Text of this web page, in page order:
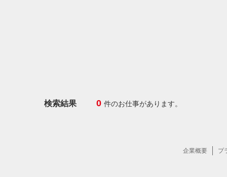
検索結果 0 件のお仕事があります。
企業概要 プ